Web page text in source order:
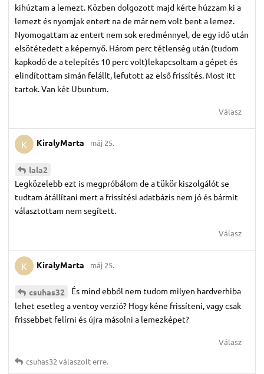
kihúztam a lemezt. Közben dolgozott majd kérte húzzam ki a
lemezt és nyomjak entert na de már nem volt bent a lemez.
Nyomogattam az entert nem sok eredménnyel, de egy idő után
elsötétedett a képernyő. Három perc tétlenség után (tudom
kapkodó de a telepítés 10 perc volt)lekapcsoltam a gépet és
elindítottam simán felállt, lefutott az első frissítés. Most itt
tartok. Van két Ubuntum.
Válasz
K KiralyMarta máj 25.
lala2
Legközelebb ezt is megpróbálom de a tükör kiszolgálót se
tudtam átállítani mert a frissítési adatbázis nem jó és bármit
választottam nem segített.
Válasz
K KiralyMarta máj 25.
csuhas32
És mind ebből nem tudom milyen hardverhiba
lehet esetleg a ventoy verzió? Hogy kéne frissíteni, vagy csak
frissebbet felírni és újra másolni a lemezképet?
Válasz
csuhas32 válaszolt erre.